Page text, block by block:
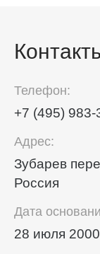
Телефон:
+7 (495) 983-
Адрес:
Зубарев
Россия
Дата
28 июля